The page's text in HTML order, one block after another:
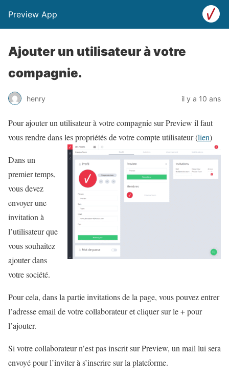
Preview App
Ajouter un utilisateur à votre
compagnie.
henry il y a 10 ans
Pour ajouter un utilisateur à votre compagnie sur Preview il faut
vous rendre dans les propriétés de votre compte utilisateur (lien)
Dans un
premier temps,
vous devez
envoyer une
invitation à
l’utilisateur que
vous souhaitez
ajouter dans
votre société.
Pour cela, dans la partie invitations de la page, vous pouvez entrer
l’adresse email de votre collaborateur et cliquer sur le + pour
l’ajouter.
Si votre collaborateur n’est pas inscrit sur Preview, un mail lui sera
envoyé pour l’inviter à s’inscrire sur la plateforme.